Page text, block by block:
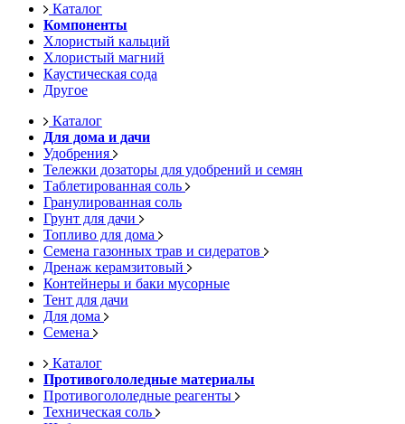
Каталог
Компоненты
Хлористый кальций
Хлористый магний
Каустическая сода
Другое
Каталог
Для дома и дачи
Удобрения
Тележки дозаторы для удобрений и семян
Таблетированная соль
Гранулированная соль
Грунт для дачи
Топливо для дома
Семена газонных трав и сидератов
Дренаж керамзитовый
Контейнеры и баки мусорные
Тент для дачи
Для дома
Семена
Каталог
Противогололедные материалы
Противогололедные реагенты
Техническая соль